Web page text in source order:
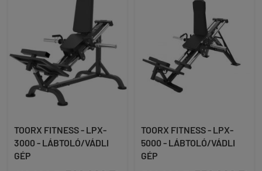
TOORX FITNESS - LPX-
3000 - LÁBTOLÓ/VÁDLI
GÉP
TOORX FITNESS - LPX-
5000 - LÁBTOLÓ/VÁDLI
GÉP